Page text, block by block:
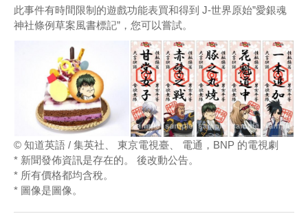
此事件有時間限制的遊戲功能表買和得到 J-世界原始”愛銀魂
神社條例草案風書標記”，您可以嘗試。
© 知道英語 / 集英社、 東京電視臺、 電通，BNP 的電視劇
* 新聞發佈資訊是存在的。 後改動公告。
* 所有價格都均含稅。
* 圖像是圖像。